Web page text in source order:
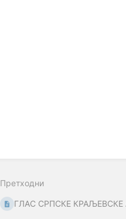
Претходни
ГЛАС СРПСКЕ КРАЉЕВСКЕ